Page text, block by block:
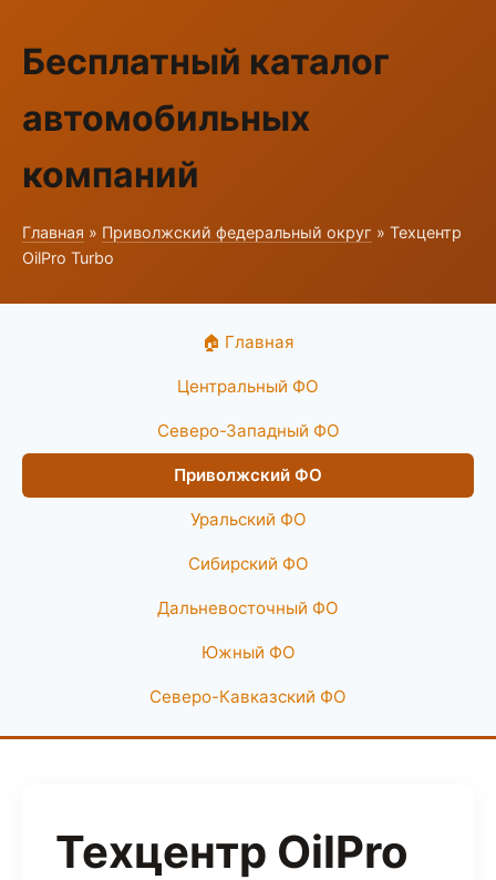
Бесплатный каталог
автомобильных
компаний
Главная » Приволжский федеральный округ » Техцентр
OilPro Turbo
🏠 Главная
Центральный ФО
Северо-Западный ФО
Приволжский ФО
Уральский ФО
Сибирский ФО
Дальневосточный ФО
Южный ФО
Северо-Кавказский ФО
Техцентр OilPro